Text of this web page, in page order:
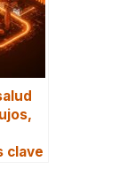
clave